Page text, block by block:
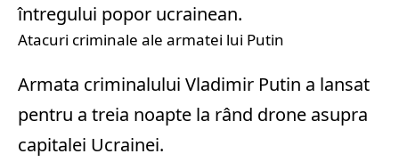
întregului popor ucrainean.
Atacuri criminale ale armatei lui Putin
Armata criminalului Vladimir Putin a lansat
pentru a treia noapte la rând drone asupra
capitalei Ucrainei.